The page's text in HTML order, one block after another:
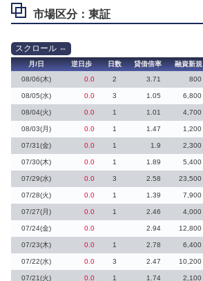
市場区分：東証
月/日 逆日歩 日数 貸借倍率 融資新規
08/06(木)
0.0 2 3.71 800
08/05(水) 0.0 3 1.05 6,800
08/04(火) 0.0 1 1.01 4,700
08/03(月) 0.0 1 1.47 1,200
07/31(金) 0.0 1 1.9 2,300
07/30(木) 0.0 1 1.89 5,400
07/29(水) 0.0 3 2.58 23,500
07/28(火) 0.0 1 1.39 7,900
07/27(月) 0.0 1 2.46 4,000
07/24(金) 0.0 2.94 12,800
07/23(木) 0.0 1 2.78 6,400
07/22(水) 0.0 3 2.47 10,200
07/21(火) 0.0 1 1.74 2,100